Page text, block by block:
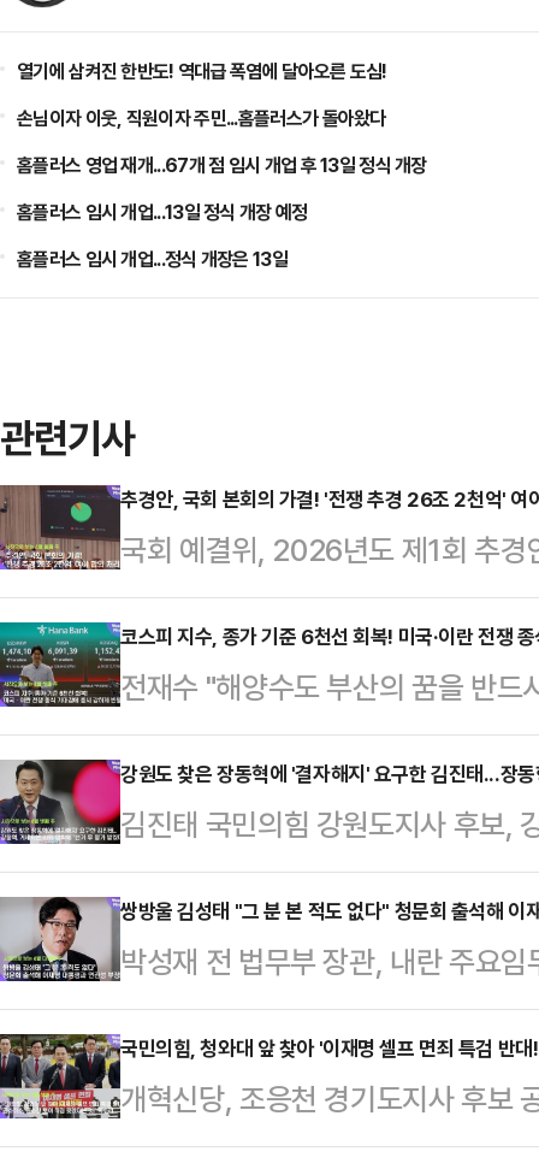
열기에 삼켜진 한반도! 역대급 폭염에 달아오른 도심!
손님이자 이웃, 직원이자 주민...홈플러스가 돌아왔다
홈플러스 영업 재개...67개 점 임시 개업 후 13일 정식 개장
홈플러스 임시 개업...13일 정식 개장 예정
홈플러스 임시 개업...정식 개장은 13일
관련기사
추경안, 국회 본회의 가결! '전쟁 추경 26조 2천억' 여
국회 예결위, 2026년도 제1회 추경
서울 여의도 국회에서 열린 국회
도 제1회 추가경정예산안 제안 설
단독 청문회 개최쌍방울 대북송금
서울 여의도 국회에서 열린 국민의
청문회'에 출석하며 옷을 벗고 있
국보도사진전 대상 수상자 뉴시스
장에서 열린 제62…
코스피 지수, 종가 기준 6천선 회복! 미국·이란 전쟁
전재수 "해양수도 부산의 꿈을 반
시장 후보가 13일 오전 서울 여의
관련 기자회견을 하고 있다.교육·
여의도 국회 본청에서 국회 본회의
되고 있다.자원봉사자 및 지지자들
예비후보추경호 국민의힘 대구시
사무소에서 자원봉사자 및 지지자
주당 대구시장 후보, 대구지방…
강원도 찾은 장동혁에 '결자해지' 요구한 김진태...장
김진태 국민의힘 강원도지사 후보,
원도지사 후보가 21일 오후 강원도
과 주민들을 만나며 인사를 나누고
태 국민의힘 강원도지사 후보김진
강원도 양양 수산리어촌마을회관
강원도 찾은 장동혁에게 "결자해지
후보가 22일 오전 강원도 양양 수
회관 현장 공약 발표에서 발…
쌍방울 김성태 "그 분 본 적도 없다" 청문회 출석해
박성재 전 법무부 장관, 내란 주요
사자 등 계엄 가담 의혹을 받는 박
구 서울중앙지방법원에서 열린 공
'안가 회동' 위증 혐의 재판 출석
국회에서 위증한 혐의를 받는 이완
국민의힘, 청와대 앞 찾아 '이재명 셀프 면죄 특검 반
개혁신당, 조응천 경기도지사 후보
도지사 후보가 4일 오전 서울 여의